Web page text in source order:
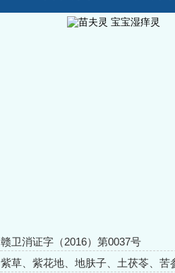
赣卫消证字（2016）第0037号
紫草、紫花地、地肤子、土茯苓、苦